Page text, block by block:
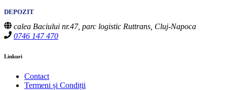
DEPOZIT
calea Baciului nr.47, parc logistic Ruttrans, Cluj-Napoca
0746 147 470
Linkuri
Contact
Termeni și Condiții